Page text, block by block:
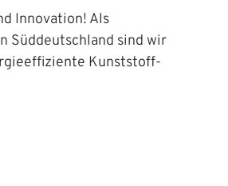
Innovation! Als
Süddeutschland sind wir
Kunststoff-